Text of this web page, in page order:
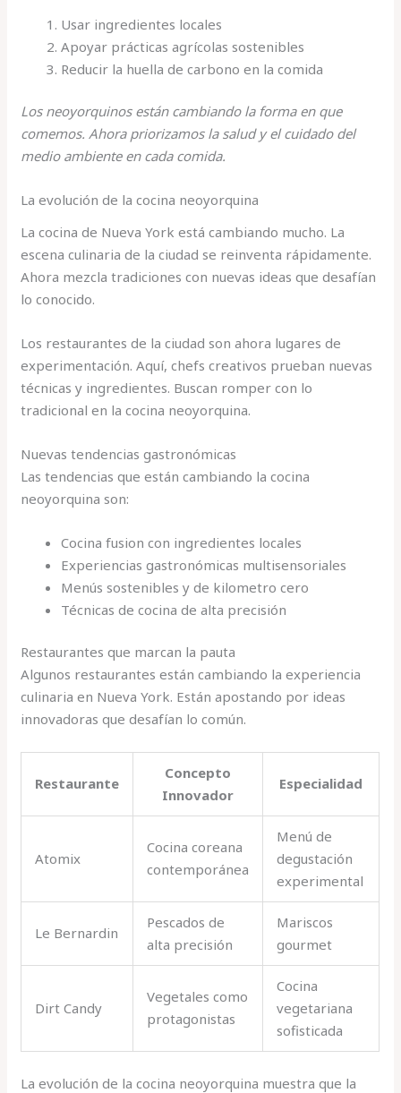
Usar ingredientes locales
Apoyar prácticas agrícolas sostenibles
Reducir la huella de carbono en la comida
Los neoyorquinos están cambiando la forma en que
comemos. Ahora priorizamos la salud y el cuidado del
medio ambiente en cada comida.
La evolución de la cocina neoyorquina
La cocina de Nueva York está cambiando mucho. La
escena culinaria de la ciudad se reinventa rápidamente.
Ahora mezcla tradiciones con nuevas ideas que desafían
lo conocido.
Los restaurantes de la ciudad son ahora lugares de
experimentación. Aquí, chefs creativos prueban nuevas
técnicas y ingredientes. Buscan romper con lo
tradicional en la cocina neoyorquina.
Nuevas tendencias gastronómicas
Las tendencias que están cambiando la cocina
neoyorquina son:
Cocina fusion con ingredientes locales
Experiencias gastronómicas multisensoriales
Menús sostenibles y de kilometro cero
Técnicas de cocina de alta precisión
Restaurantes que marcan la pauta
Algunos restaurantes están cambiando la experiencia
culinaria en Nueva York. Están apostando por ideas
innovadoras que desafían lo común.
Restaurante
Concepto
Innovador
Especialidad
Atomix
Cocina coreana
contemporánea
Menú de
degustación
experimental
Le Bernardin
Pescados de
alta precisión
Mariscos
gourmet
Dirt Candy
Vegetales como
protagonistas
Cocina
vegetariana
sofisticada
La evolución de la cocina neoyorquina muestra que la